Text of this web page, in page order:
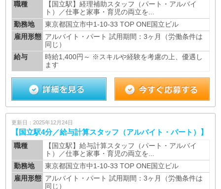
職種
【国立駅】経理補助スタッフ（パート・アルバイ
ト）／仕事と家事・育児の両立を...
勤務地
東京都国立市中1-10-33 TOP ONE国立ビル
雇用形態 アルバイト・パート 試用期間：3ヶ月（労働条件は
同じ）
給与
時給1,400円～ ※スキルや経験を考慮の上、優遇し
ます
更新日：2025年12月24日
【国立駅4分／給与計算スタッフ（アルバイト・パート）】
職種
【国立駅】給与計算スタッフ（パート・アルバイ
ト）／仕事と家事・育児の両立を...
勤務地
東京都国立市中1-10-33 TOP ONE国立ビル
雇用形態 アルバイト・パート 試用期間：3ヶ月（労働条件は
同じ）